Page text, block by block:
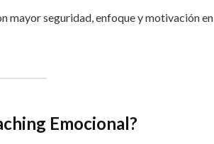
mayor seguridad, enfoque y motivación en
Emocional?